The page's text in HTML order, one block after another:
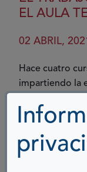
volví
vivir
a
EL AULA
02 ABRIL,
Hace cuatro
impartiendo la
Primaria Perú,
Ver más